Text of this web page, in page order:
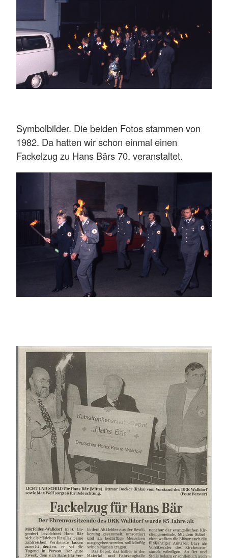
Symbolbilder. Die beiden Fotos stammen von
1982. Da hatten wir schon einmal einen
Fackelzug zu Hans Bärs 70. veranstaltet.